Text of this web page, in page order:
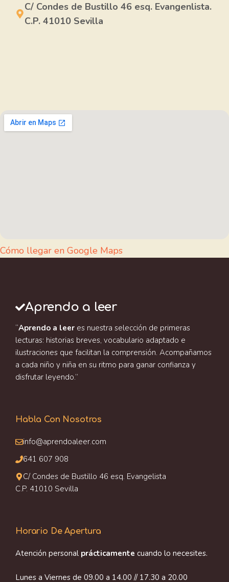
C/ Condes de Bustillo 46 esq. Evangenlista.
C.P. 41010 Sevilla
Cómo llegar en Google Maps
Aprendo a leer
“Aprendo a leer es nuestra selección de primeras
lecturas: historias breves, vocabulario adaptado e
ilustraciones que facilitan la comprensión. Acompañamos
a cada niño y niña en su ritmo para ganar confianza y
disfrutar leyendo.”
Habla Con Nosotros
info@aprendoaleer.com
641 607 908
C/ Condes de Bustillo 46 esq. Evangelista
C.P. 41010 Sevilla
Horario De Apertura
Atención personal prácticamente cuando lo necesites.
Lunes a Viernes de 09.00 a 14.00 // 17.30 a 20.00